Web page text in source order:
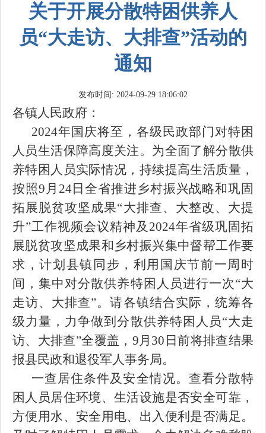
关于开展分散特困供养人
员“大走访、大排查”活动的
通知
发布时间: 2024-09-29 18:06:02
各镇人民政府：
2024年国庆将至，各级民政部门对特困
人员生活保障高度关注。为全面了解分散供
养特困人员实际情况，持续提高生活质量，
按照9月24日全省推进乡村振兴战略和巩固
拓展脱贫攻坚成果“大排查、大整改、大提
升”工作视频会议精神及2024年省级巩固拓
展脱贫攻坚成果和乡村振兴集中督帮工作要
求，计划县镇同步，利用国庆节前一周时
间，集中对分散供养特困人员进行一次“大
走访、大排查”。请各镇结合实际，统筹各
级力量，力争做到分散供养特困人员“大走
访、大排查”全覆盖，9月30日前将排查结果
报县民政和退役军人事务局。
一查居住条件及安全情况。查看分散特
困人员居住环境、生活设施是否安全可靠，
方便用水、安全用电、出入便利是否满足。